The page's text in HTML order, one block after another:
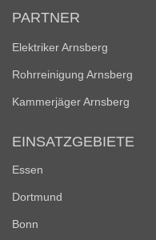
PARTNER
Elektriker Arnsberg
Rohrreinigung Arnsberg
Kammerjäger Arnsberg
EINSATZGEBIETE
Essen
Dortmund
Bonn